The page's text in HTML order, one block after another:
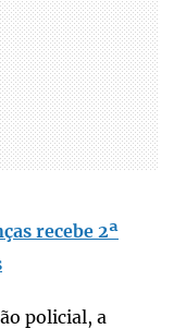
recebe 2ª
policial, a